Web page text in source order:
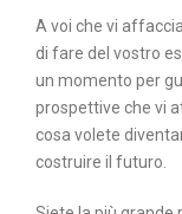
A voi che vi
di fare del vostro
un momento per
prospettive che vi
cosa volete
costruire il futuro.